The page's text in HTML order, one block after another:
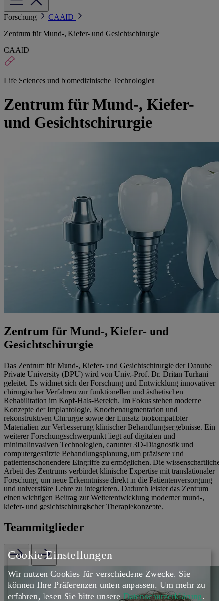
Forschung
CAAID
Zentrum für Mund-, Kiefer- und Gesichtschirurgie
CAAID
Life Sciences und biomedizinische Technologien
Zentrum für Mund-, Kiefer-
und Gesichtschirurgie
Zentrum für Mund-, Kiefer- und
Gesichtschirurgie
Das Zentrum für Mund-, Kiefer- und Gesichtschirurgie der Danube
Private University (DPU) wird von Univ.-Prof. Dr. Dritan Turhani
geleitet. Es widmet sich der Forschung und Entwicklung innovativer
chirurgischer Verfahren zur funktionellen und ästhetischen
Rehabilitation im Kopf-Hals-Bereich. Im Fokus stehen moderne
Konzepte der Implantologie, Knochenaugmentation und
rekonstruktiven Chirurgie sowie der Einsatz biokompatibler
Materialien zur Verbesserung klinischer Behandlungsergebnisse. Ein
weiterer Forschungsschwerpunkt liegt auf digitalen und
minimalinvasiven Technologien, darunter 3D-Diagnostik und
computergestützte Behandlungsplanung, um präzisere und
patientenschonendere Eingriffe zu ermöglichen. Die
Arbeit des Zentrums verbindet klinische Expertise mit translationaler
Forschung, um neue Erkenntnisse direkt in die Patientenversorgung
und universitäre Lehre zu integrieren. Dadurch leistet das Zentrum
einen wichtigen Beitrag zur Weiterentwicklung moderner mund-,
kiefer- und gesichtschirurgischer Therapiekonzepte.
Teammitglieder
Cookie Einstellungen
Wir nutzen Cookies für verschiedene Zwecke. Sie
können Ihre Präferenzen unten anpassen. Um mehr zu
erfahren, lesen Sie bitte unsere Datenschutzerklärung.